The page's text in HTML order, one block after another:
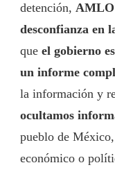
detención, AMLO
desconfianza en
que el gobierno
un informe
la información y
ocultamos
pueblo de
económico o